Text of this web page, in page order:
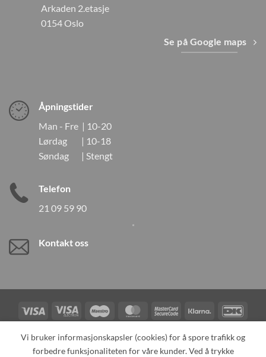
Arkaden 2.etasje
0154 Oslo
Se på Google maps
Åpningstider
Man - Fre | 10-20
Lørdag | 10-18
Søndag | Stengt
Telefon
21 09 59 90
Kontakt oss
Visa
Visa
Electron
Maestro MasterCardMasterCard
2
Klarna
Card
TILBAKEKALLINGER KONTAKT OSS OM OSS
Vi bruker informasjonskapsler (cookies) for å spore trafikk og
forbedre funksjonaliteten for våre kunder. Ved å trykke